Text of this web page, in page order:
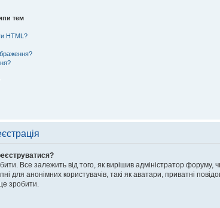
тем
HTML?
Все залежить від того, як вирішив адміністратор
для анонімних користувачів, такі як аватари, приватні
зробити.